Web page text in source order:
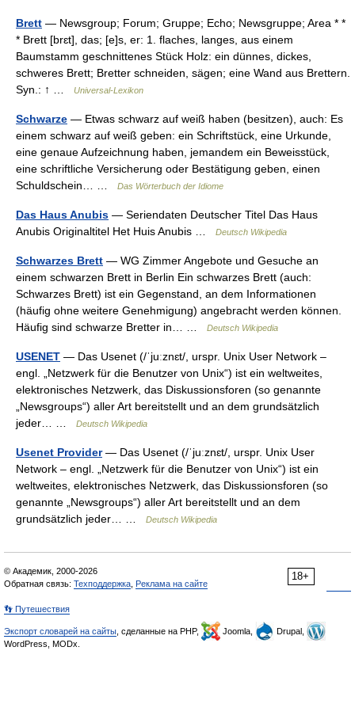
Brett — Newsgroup; Forum; Gruppe; Echo; Newsgruppe; Area * *
* Brett [brɛt], das; [e]s, er: 1. flaches, langes, aus einem
Baumstamm geschnittenes Stück Holz: ein dünnes, dickes,
schweres Brett; Bretter schneiden, sägen; eine Wand aus Brettern.
Syn.: ↑ …
Universal-Lexikon
Schwarze — Etwas schwarz auf weiß haben (besitzen), auch: Es
einem schwarz auf weiß geben: ein Schriftstück, eine Urkunde,
eine genaue Aufzeichnung haben, jemandem ein Beweisstück,
eine schriftliche Versicherung oder Bestätigung geben, einen
Schuldschein… …
Das Wörterbuch der Idiome
Das Haus Anubis — Seriendaten Deutscher Titel Das Haus
Anubis Originaltitel Het Huis Anubis …
Deutsch Wikipedia
Schwarzes Brett — WG Zimmer Angebote und Gesuche an
einem schwarzen Brett in Berlin Ein schwarzes Brett (auch:
Schwarzes Brett) ist ein Gegenstand, an dem Informationen
(häufig ohne weitere Genehmigung) angebracht werden können.
Häufig sind schwarze Bretter in… …
Deutsch Wikipedia
USENET — Das Usenet (/ˈjuːznɛt/, urspr. Unix User Network –
engl. „Netzwerk für die Benutzer von Unix“) ist ein weltweites,
elektronisches Netzwerk, das Diskussionsforen (so genannte
„Newsgroups“) aller Art bereitstellt und an dem grundsätzlich
jeder… …
Deutsch Wikipedia
Usenet Provider— Das Usenet (/ˈjuːznɛt/, urspr. Unix User
Network – engl. „Netzwerk für die Benutzer von Unix“) ist ein
weltweites, elektronisches Netzwerk, das Diskussionsforen (so
genannte „Newsgroups“) aller Art bereitstellt und an dem
grundsätzlich jeder… …
Deutsch Wikipedia
18+
© Академик, 2000-2026
Обратная связь: Техподдержка Реклама на сайте
👣 Путешествия
Экспорт словарей на сайты , сделанные на PHP, Joomla,
Drupal,
WordPress, MODx.